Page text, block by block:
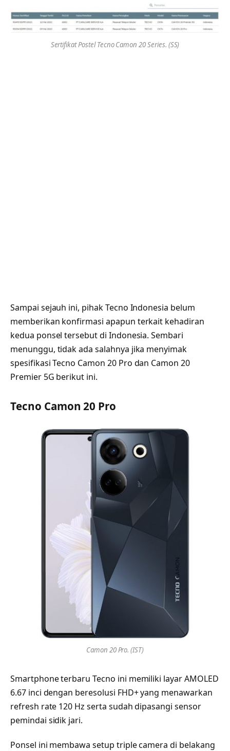
Sertifikat Postel Tecno Camon 20 Series. (SS)
Sampai sejauh ini, pihak Tecno Indonesia belum
memberikan konfirmasi apapun terkait kehadiran
kedua ponsel tersebut di Indonesia. Sembari
menunggu, tidak ada salahnya jika menyimak
spesifikasi Tecno Camon 20 Pro dan Camon 20
Premier 5G berikut ini.
Tecno Camon 20 Pro
Camon 20 Pro. (IST)
Smartphone terbaru Tecno ini memiliki layar AMOLED
6.67 inci dengan beresolusi FHD+ yang menawarkan
refresh rate 120 Hz serta sudah dipasangi sensor
pemindai sidik jari.
Ponsel ini membawa setup triple camera di belakang